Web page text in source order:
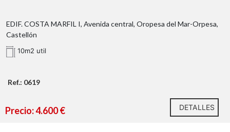
EDIF. COSTA MARFIL I, Avenida central, Oropesa del Mar-Orpesa,
Castellón
10m2 util
Ref.: 0619
Precio: 4.600 € DETALLES